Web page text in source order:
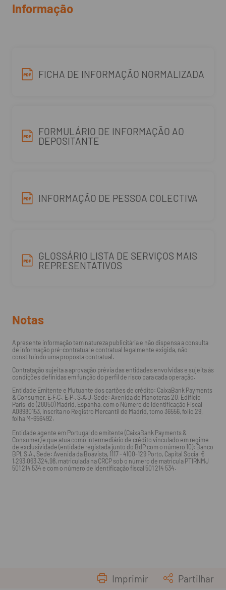
Informação
FICHA DE INFORMAÇÃO NORMALIZADA
FORMULÁRIO DE INFORMAÇÃO AO
DEPOSITANTE
INFORMAÇÃO DE PESSOA COLECTIVA
GLOSSÁRIO LISTA DE SERVIÇOS MAIS
REPRESENTATIVOS
Notas
A presente informação tem natureza publicitária e não dispensa a consulta
de informação pré-contratual e contratual legalmente exigida, não
constituindo uma proposta contratual.
Contratação sujeita a aprovação prévia das entidades envolvidas e sujeita às
condições definidas em função do perfil de risco para cada operação.
Entidade Emitente e Mutuante dos cartões de crédito: CaixaBank Payments
& Consumer, E.F.C., E.P., S.A.U. Sede: Avenida de Manoteras 20, Edificio
París, de (28050) Madrid, Espanha, com o Número de Identificação Fiscal
A08980153, inscrita no Registro Mercantil de Madrid, tomo 36556, folio 29,
folha M-656492.
Entidade agente em Portugal do emitente (CaixaBank Payments &
Consumer) e que atua como intermediário de crédito vinculado em regime
de exclusividade (entidade registada junto do BdP com o número 10): Banco
BPI, S.A., Sede: Avenida da Boavista, 1117 - 4100-129 Porto, Capital Social €
1.293.063.324,98, matriculada na CRCP sob o número de matrícula PTIRNMJ
501 214 534 e com o número de identificação fiscal 501 214 534.
Imprimir Partilhar